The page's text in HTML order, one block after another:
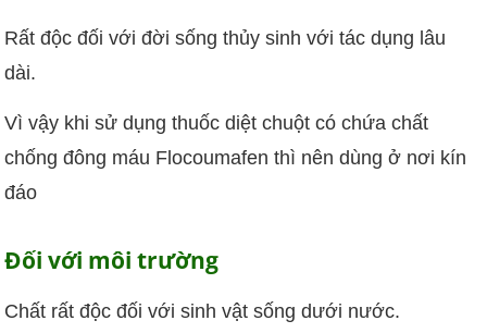
Rất độc đối với đời sống thủy sinh với tác dụng lâu
dài.
Vì vậy khi sử dụng thuốc diệt chuột có chứa chất
chống đông máu Flocoumafen thì nên dùng ở nơi kín
đáo
Đối với môi trường
Chất rất độc đối với sinh vật sống dưới nước.